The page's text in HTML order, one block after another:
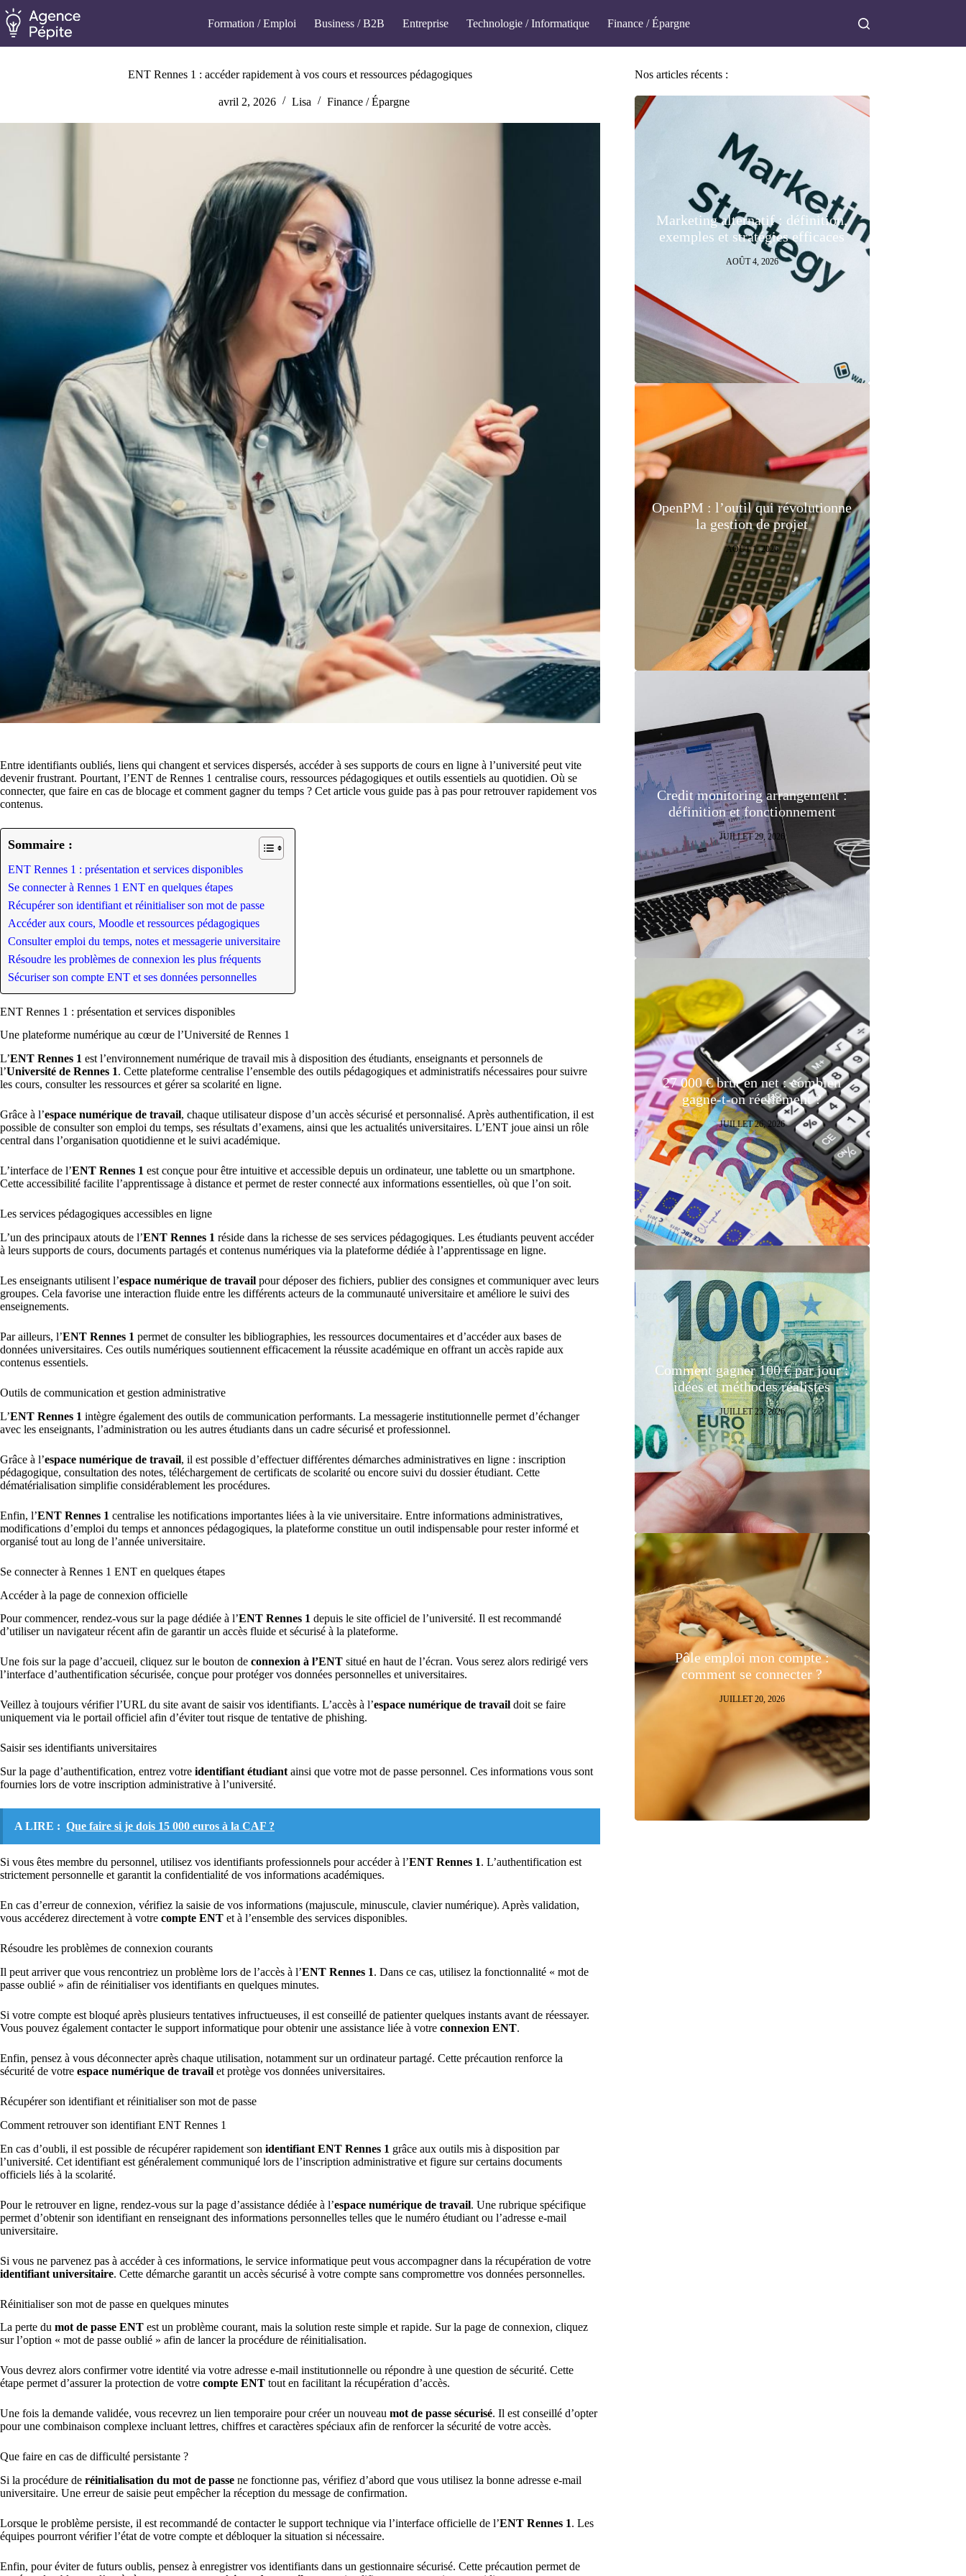
Passer
au
contenu
Formation / Emploi Business / B2B Entreprise Technologie / Informatique Finance / Épargne
ENT Rennes 1 : accéder rapidement à vos cours et ressources pédagogiques
avril 2, 2026 Lisa Finance / Épargne
Entre identifiants oubliés, liens qui changent et services dispersés, accéder à ses supports de cours en ligne à l’université peut vite
devenir frustrant. Pourtant, l’ENT de Rennes 1 centralise cours, ressources pédagogiques et outils essentiels au quotidien. Où se
connecter, que faire en cas de blocage et comment gagner du temps ? Cet article vous guide pas à pas pour retrouver rapidement vos
contenus.
Sommaire :
ENT Rennes 1 : présentation et services disponibles
Se connecter à Rennes 1 ENT en quelques étapes
Récupérer son identifiant et réinitialiser son mot de passe
Accéder aux cours, Moodle et ressources pédagogiques
Consulter emploi du temps, notes et messagerie universitaire
Résoudre les problèmes de connexion les plus fréquents
Sécuriser son compte ENT et ses données personnelles
ENT Rennes 1 : présentation et services disponibles
Une plateforme numérique au cœur de l’Université de Rennes 1
L’ENT Rennes 1 est l’environnement numérique de travail mis à disposition des étudiants, enseignants et personnels de
l’Université de Rennes 1. Cette plateforme centralise l’ensemble des outils pédagogiques et administratifs nécessaires pour suivre
les cours, consulter les ressources et gérer sa scolarité en ligne.
Grâce à l’espace numérique de travail, chaque utilisateur dispose d’un accès sécurisé et personnalisé. Après authentification, il est
possible de consulter son emploi du temps, ses résultats d’examens, ainsi que les actualités universitaires. L’ENT joue ainsi un rôle
central dans l’organisation quotidienne et le suivi académique.
L’interface de l’ENT Rennes 1 est conçue pour être intuitive et accessible depuis un ordinateur, une tablette ou un smartphone.
Cette accessibilité facilite l’apprentissage à distance et permet de rester connecté aux informations essentielles, où que l’on soit.
Les services pédagogiques accessibles en ligne
L’un des principaux atouts de l’ENT Rennes 1 réside dans la richesse de ses services pédagogiques. Les étudiants peuvent accéder
à leurs supports de cours, documents partagés et contenus numériques via la plateforme dédiée à l’apprentissage en ligne.
Les enseignants utilisent l’espace numérique de travail pour déposer des fichiers, publier des consignes et communiquer avec leurs
groupes. Cela favorise une interaction fluide entre les différents acteurs de la communauté universitaire et améliore le suivi des
enseignements.
Par ailleurs, l’ENT Rennes 1 permet de consulter les bibliographies, les ressources documentaires et d’accéder aux bases de
données universitaires. Ces outils numériques soutiennent efficacement la réussite académique en offrant un accès rapide aux
contenus essentiels.
Outils de communication et gestion administrative
L’ENT Rennes 1 intègre également des outils de communication performants. La messagerie institutionnelle permet d’échanger
avec les enseignants, l’administration ou les autres étudiants dans un cadre sécurisé et professionnel.
Grâce à l’espace numérique de travail, il est possible d’effectuer différentes démarches administratives en ligne : inscription
pédagogique, consultation des notes, téléchargement de certificats de scolarité ou encore suivi du dossier étudiant. Cette
dématérialisation simplifie considérablement les procédures.
Enfin, l’ENT Rennes 1 centralise les notifications importantes liées à la vie universitaire. Entre informations administratives,
modifications d’emploi du temps et annonces pédagogiques, la plateforme constitue un outil indispensable pour rester informé et
organisé tout au long de l’année universitaire.
Se connecter à Rennes 1 ENT en quelques étapes
Accéder à la page de connexion officielle
Pour commencer, rendez-vous sur la page dédiée à l’ENT Rennes 1 depuis le site officiel de l’université. Il est recommandé
d’utiliser un navigateur récent afin de garantir un accès fluide et sécurisé à la plateforme.
Une fois sur la page d’accueil, cliquez sur le bouton de connexion à l’ENT situé en haut de l’écran. Vous serez alors redirigé vers
l’interface d’authentification sécurisée, conçue pour protéger vos données personnelles et universitaires.
Veillez à toujours vérifier l’URL du site avant de saisir vos identifiants. L’accès à l’espace numérique de travail doit se faire
uniquement via le portail officiel afin d’éviter tout risque de tentative de phishing.
Saisir ses identifiants universitaires
Sur la page d’authentification, entrez votre identifiant étudiant ainsi que votre mot de passe personnel. Ces informations vous sont
fournies lors de votre inscription administrative à l’université.
A LIRE : Que faire si je dois 15 000 euros à la CAF ?
Si vous êtes membre du personnel, utilisez vos identifiants professionnels pour accéder à l’ENT Rennes 1. L’authentification est
strictement personnelle et garantit la confidentialité de vos informations académiques.
En cas d’erreur de connexion, vérifiez la saisie de vos informations (majuscule, minuscule, clavier numérique). Après validation,
vous accéderez directement à votre compte ENT et à l’ensemble des services disponibles.
Résoudre les problèmes de connexion courants
Il peut arriver que vous rencontriez un problème lors de l’accès à l’ENT Rennes 1. Dans ce cas, utilisez la fonctionnalité « mot de
passe oublié » afin de réinitialiser vos identifiants en quelques minutes.
Si votre compte est bloqué après plusieurs tentatives infructueuses, il est conseillé de patienter quelques instants avant de réessayer.
Vous pouvez également contacter le support informatique pour obtenir une assistance liée à votre connexion ENT.
Enfin, pensez à vous déconnecter après chaque utilisation, notamment sur un ordinateur partagé. Cette précaution renforce la
sécurité de votre espace numérique de travail et protège vos données universitaires.
Récupérer son identifiant et réinitialiser son mot de passe
Comment retrouver son identifiant ENT Rennes 1
En cas d’oubli, il est possible de récupérer rapidement son identifiant ENT Rennes 1 grâce aux outils mis à disposition par
l’université. Cet identifiant est généralement communiqué lors de l’inscription administrative et figure sur certains documents
officiels liés à la scolarité.
Pour le retrouver en ligne, rendez-vous sur la page d’assistance dédiée à l’espace numérique de travail. Une rubrique spécifique
permet d’obtenir son identifiant en renseignant des informations personnelles telles que le numéro étudiant ou l’adresse e-mail
universitaire.
Si vous ne parvenez pas à accéder à ces informations, le service informatique peut vous accompagner dans la récupération de votre
identifiant universitaire. Cette démarche garantit un accès sécurisé à votre compte sans compromettre vos données personnelles.
Réinitialiser son mot de passe en quelques minutes
La perte du mot de passe ENT est un problème courant, mais la solution reste simple et rapide. Sur la page de connexion, cliquez
sur l’option « mot de passe oublié » afin de lancer la procédure de réinitialisation.
Vous devrez alors confirmer votre identité via votre adresse e-mail institutionnelle ou répondre à une question de sécurité. Cette
étape permet d’assurer la protection de votre compte ENT tout en facilitant la récupération d’accès.
Une fois la demande validée, vous recevrez un lien temporaire pour créer un nouveau mot de passe sécurisé. Il est conseillé d’opter
pour une combinaison complexe incluant lettres, chiffres et caractères spéciaux afin de renforcer la sécurité de votre accès.
Que faire en cas de difficulté persistante ?
Si la procédure de réinitialisation du mot de passe ne fonctionne pas, vérifiez d’abord que vous utilisez la bonne adresse e-mail
universitaire. Une erreur de saisie peut empêcher la réception du message de confirmation.
Lorsque le problème persiste, il est recommandé de contacter le support technique via l’interface officielle de l’ENT Rennes 1. Les
équipes pourront vérifier l’état de votre compte et débloquer la situation si nécessaire.
Enfin, pour éviter de futurs oublis, pensez à enregistrer vos identifiants dans un gestionnaire sécurisé. Cette précaution permet de
Nos articles récents :
Marketing alternatif : définition,
exemples et stratégies efficaces
AOÛT 4, 2026
OpenPM : l’outil qui révolutionne
la gestion de projet
AOÛT 1, 2026
Credit monitoring arrangement :
définition et fonctionnement
JUILLET 29, 2026
27 000 € brut en net : combien
gagne-t-on réellement ?
JUILLET 26, 2026
Comment gagner 100 € par jour :
idées et méthodes réalistes
JUILLET 23, 2026
Pôle emploi mon compte :
comment se connecter ?
JUILLET 20, 2026